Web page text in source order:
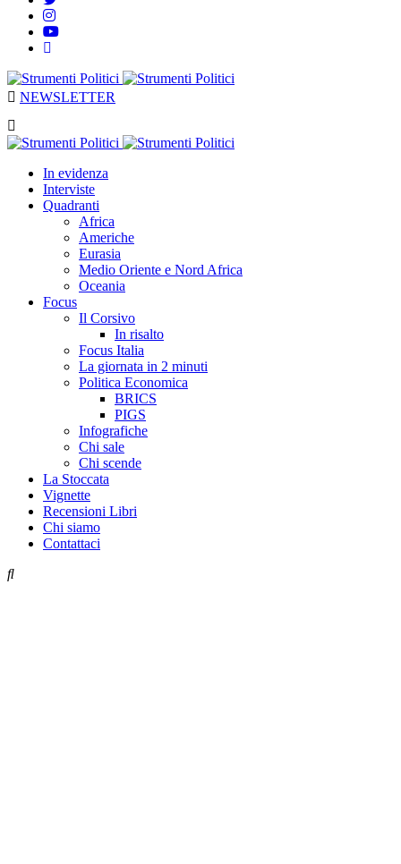
NEWSLETTER
In evidenza
Interviste
Quadranti
Africa
Americhe
Eurasia
Medio Oriente e Nord Africa
Oceania
Focus
Il Corsivo
In risalto
Focus Italia
La giornata in 2 minuti
Politica Economica
BRICS
PIGS
Infografiche
Chi sale
Chi scende
La Stoccata
Vignette
Recensioni Libri
Chi siamo
Contattaci